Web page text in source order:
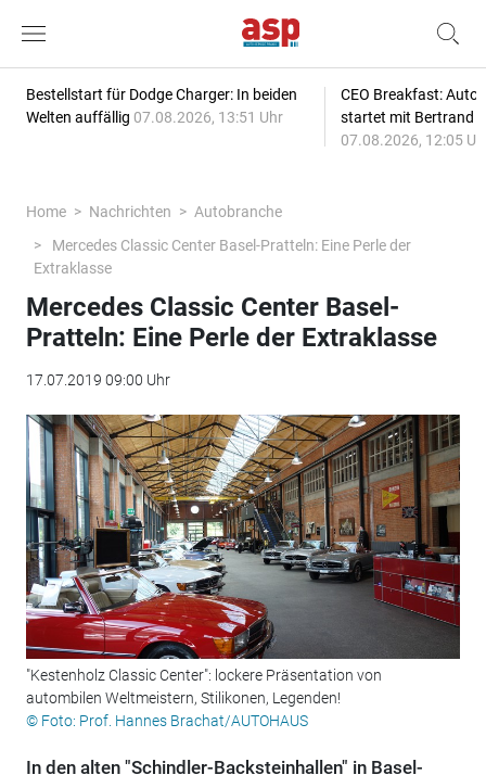
Bestellstart für Dodge Charger: In beiden
Welten auffällig 07.08.2026, 13:51 Uhr
CEO Breakfast:
startet mit Bertrand
07.08.2026, 12:05
Home Nachrichten
Autobranche
Mercedes Classic Center Basel-Pratteln: Eine Perle der
Extraklasse
Mercedes Classic Center Basel-
Pratteln: Eine Perle der Extraklasse
17.07.2019 09:00 Uhr
"Kestenholz Classic Center": lockere Präsentation von
autombilen Weltmeistern, Stilikonen, Legenden!
© Foto: Prof. Hannes Brachat/AUTOHAUS
In den alten "Schindler-Backsteinhallen" in Basel-